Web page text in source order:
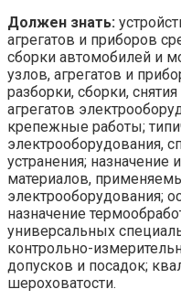
Должен знать:
агрегатов и приборов
сборки автомобилей и
узлов, агрегатов и
разборки, сборки,
агрегатов
крепежные работы;
электрооборудования,
устранения; назначение
материалов,
электрооборудования;
назначение
универсальных
контрольно-
допусков и посадок;
шероховатости.